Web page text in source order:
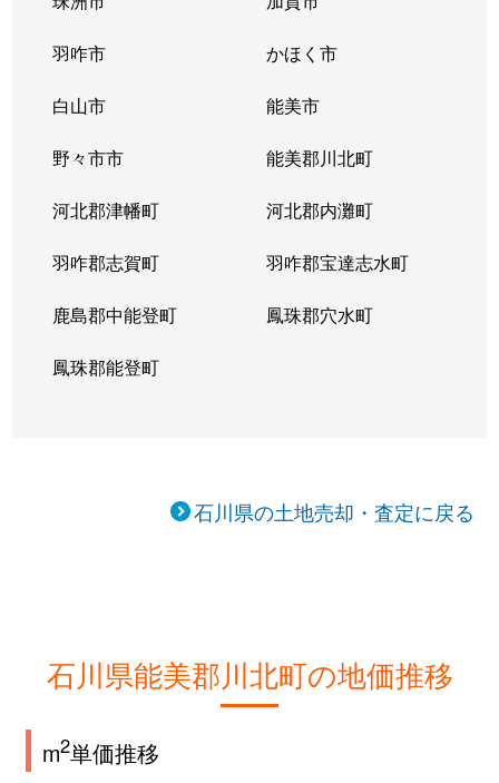
羽咋市 かほく市
白山市 能美市
野々市市 能美郡川北町
河北郡津幡町 河北郡内灘町
羽咋郡志賀町 羽咋郡宝達志水町
鹿島郡中能登町 鳳珠郡穴水町
鳳珠郡能登町
石川県の土地売却・査定に戻る
石川県能美郡川北町の地価推移
m2単価推移